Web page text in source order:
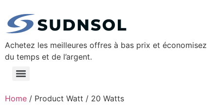
Achetez les meilleures offres à bas prix et économisez
du temps et de l’argent.
Home / Product Watt / ‎20 Watts